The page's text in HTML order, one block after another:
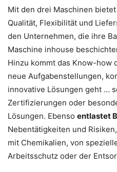
Mit den drei Maschinen
Qualität, Flexibilität und
den Unternehmen, die ihre
Maschine inhouse
Hinzu kommt das Know-how
neue Aufgabenstellungen,
innovative Lösungen geht …
Zertifizierungen oder
Lösungen. Ebenso entlastet
Nebentätigkeiten und
mit Chemikalien, von
Arbeitsschutz oder der